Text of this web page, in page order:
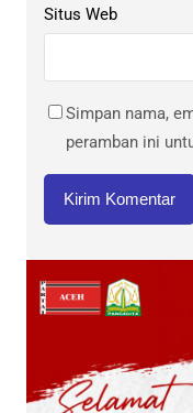
Situs Web
Simpan nama,
peramban ini